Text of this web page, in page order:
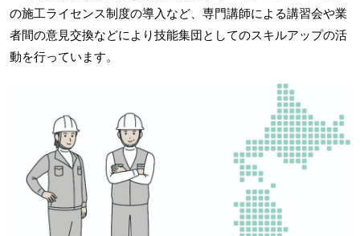
の施工ライセンス制度の導入など、専門講師による講習会や業
者間の意見交換などにより技能集団としてのスキルアップの活
動を行っています。